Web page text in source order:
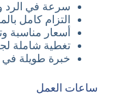
سرعة في الرد
التزام كامل
أسعار مناسبة
تغطية شاملة
خبرة طويلة في
ساعات العمل